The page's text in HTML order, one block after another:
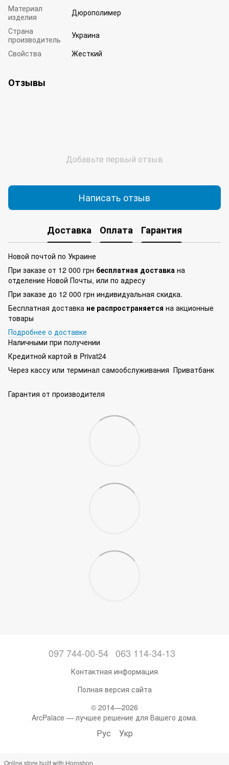
Материал
изделия
Дюрополимер
Страна
производитель
Украина
Свойства
Жесткий
Отзывы
Добавьте первый отзыв
Написать отзыв
Доставка Оплата Гарантия
Новой почтой по Украине
При заказе от 12 000 грн бесплатная доставка на
отделение Новой Почты, или по адресу
При заказе до 12 000 грн индивидуальная скидка.
Бесплатная доставка не распространяется на акционные
товары
Подробнее о доставке
Наличными при получении
Кредитной картой в Privat24
Через кассу или терминал самообслуживания Приватбанк
Гарантия от производителя
097 744-00-54 063 114-34-13
Контактная информация
Полная версия сайта
© 2014—2026
ArcPalace — лучшее решение для Вашего дома.
Рус Укр
Online store built with Horoshop